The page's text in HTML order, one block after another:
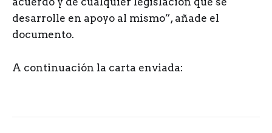
desarrolle en apoyo al mismo”, añade el
documento.
A continuación la carta enviada: